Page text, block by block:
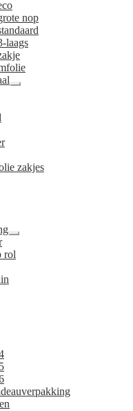
nop
laags
Submenu
zakjes
Submenu
uitvouwen
rol